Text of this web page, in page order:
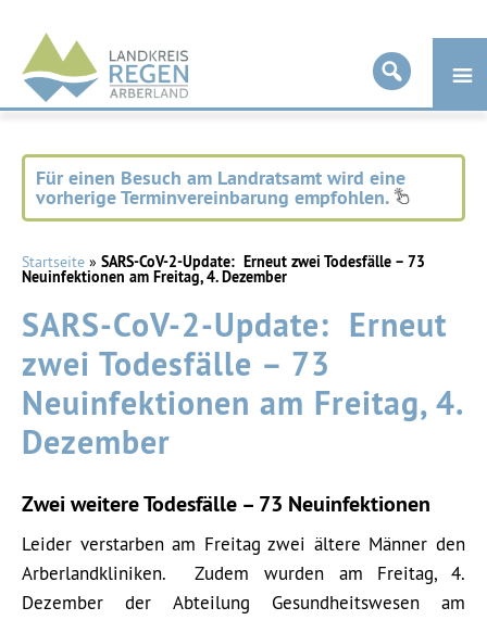
Landkreis
Regen
Für einen Besuch am Landratsamt wird eine
vorherige Terminvereinbarung empfohlen.
Startseite » SARS-CoV-2-Update: Erneut zwei Todesfälle – 73
Neuinfektionen am Freitag, 4. Dezember
SARS-CoV-2-Update: Erneut
zwei Todesfälle – 73
Neuinfektionen am Freitag, 4.
Dezember
Zwei weitere Todesfälle – 73 Neuinfektionen
Leider verstarben am Freitag zwei ältere Männer den
Arberlandkliniken. Zudem wurden am Freitag, 4.
Dezember der Abteilung Gesundheitswesen am